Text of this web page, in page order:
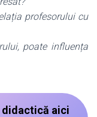
profesorului cu
poate influența
didactică aici